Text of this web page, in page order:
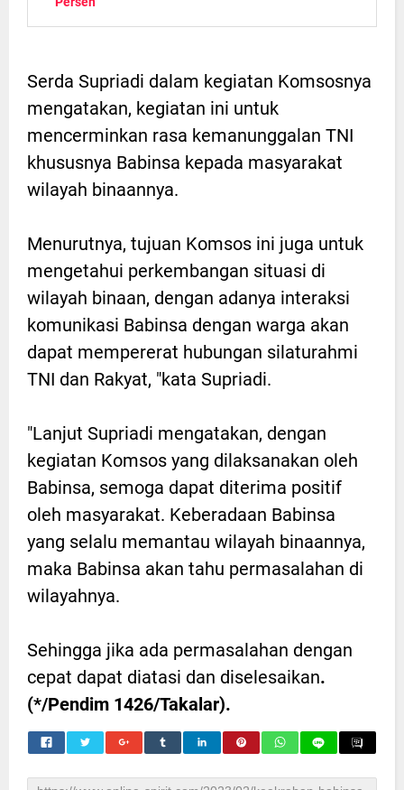
Serda Supriadi dalam kegiatan Komsosnya
mengatakan, kegiatan ini untuk
mencerminkan rasa kemanunggalan TNI
khususnya Babinsa kepada masyarakat
wilayah binaannya.
Menurutnya, tujuan Komsos ini juga untuk
mengetahui perkembangan situasi di
wilayah binaan, dengan adanya interaksi
komunikasi Babinsa dengan warga akan
dapat mempererat hubungan silaturahmi
TNI dan Rakyat, "kata Supriadi.
"Lanjut Supriadi mengatakan, dengan
kegiatan Komsos yang dilaksanakan oleh
Babinsa, semoga dapat diterima positif
oleh masyarakat. Keberadaan Babinsa
yang selalu memantau wilayah binaannya,
maka Babinsa akan tahu permasalahan di
wilayahnya.
Sehingga jika ada permasalahan dengan
cepat dapat diatasi dan diselesaikan.
(*/Pendim 1426/Takalar).